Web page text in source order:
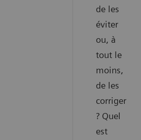
de les
éviter
ou, à
tout le
moins,
de les
corriger
? Quel
est